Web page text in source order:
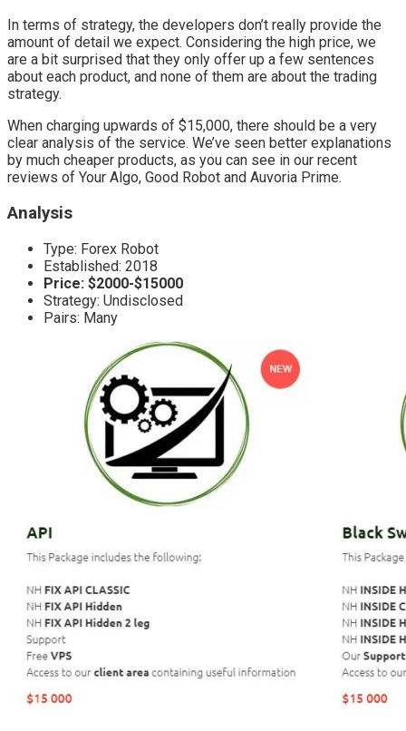
In terms of strategy, the developers don’t really provide the
amount of detail we expect. Considering the high price, we
are a bit surprised that they only offer up a few sentences
about each product, and none of them are about the trading
strategy.
When charging upwards of $15,000, there should be a very
clear analysis of the service. We’ve seen better explanations
by much cheaper products, as you can see in our recent
reviews of Your Algo, Good Robot and Auvoria Prime.
Analysis
Type: Forex Robot
Established: 2018
Price: $2000-$15000
Strategy: Undisclosed
Pairs: Many